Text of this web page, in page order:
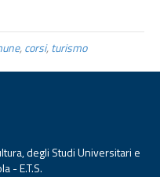
,corsi,turismo
degli Studi Universitari e
- E.T.S.